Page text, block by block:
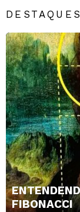
DESTAQUES
FIBONACCI